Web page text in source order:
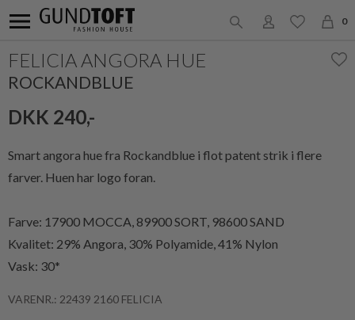
0
FELICIA ANGORA HUE
ROCKANDBLUE
DKK 240,-
Smart angora hue fra Rockandblue i flot patent strik i flere
farver. Huen har logo foran.
Farve: 17900 MOCCA, 89900 SORT, 98600 SAND
Kvalitet: 29% Angora, 30% Polyamide, 41% Nylon
Vask: 30*
VARENR.: 22439 2160 FELICIA